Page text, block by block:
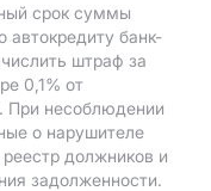
срок суммы
автокредиту банк-
штраф за
0,1% от
При несоблюдении
о нарушителе
должников и
задолженности.